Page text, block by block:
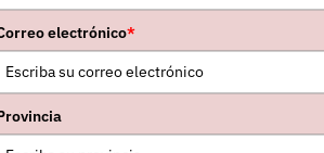
se formaron en 1985 y desde
recopilatorios y directos),
solitario deWalter Salas-
electrónico*